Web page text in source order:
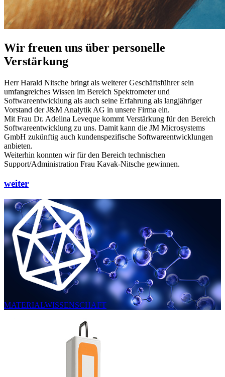
Wir freuen uns über personelle
Verstärkung
Herr Harald Nitsche bringt als weiterer Geschäftsführer sein
umfangreiches Wissen im Bereich Spektrometer und
Softwareentwicklung als auch seine Erfahrung als langjähriger
Vorstand der J&M Analytik AG in unsere Firma ein.
Mit Frau Dr. Adelina Leveque kommt Verstärkung für den Bereich
Softwareentwicklung zu uns. Damit kann die JM Microsystems
GmbH zukünftig auch kundenspezifische Softwareentwicklungen
anbieten.
Weiterhin konnten wir für den Bereich technischen
Support/Administration Frau Kavak-Nitsche gewinnen.
weiter
MATERIALWISSENSCHAFT